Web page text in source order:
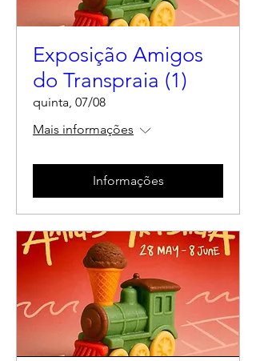
Exposição Amigos
do Transpraia (1)
quinta, 07/08
Mais informações
Informações